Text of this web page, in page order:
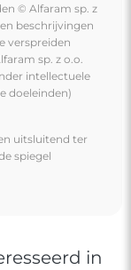
© Alfaram sp. z
beschrijvingen
verspreiden
sp. z o.o.
intellectuele
doeleinden)
uitsluitend ter
spiegel
in